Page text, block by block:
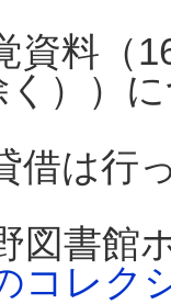
資料（
））
借は行
図書館
コレク